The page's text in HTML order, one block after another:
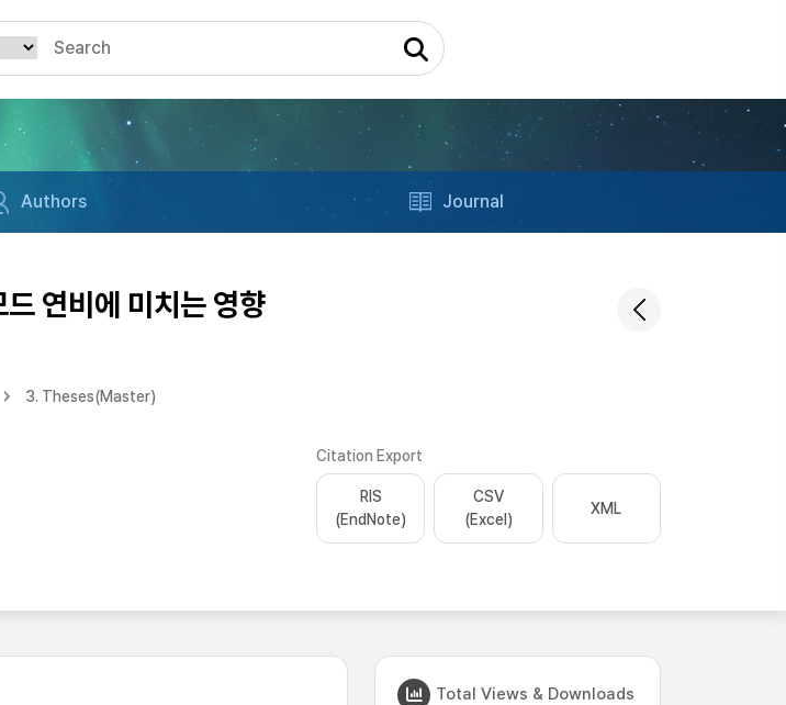
Authors Journal
연비에 미치는 영향
3. Theses(Master)
Citation Export
RIS
(EndNote)
CSV
(Excel)
XML
Total Views & Downloads